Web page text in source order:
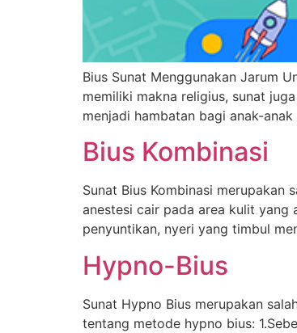
Bius Sunat Menggunakan Jarum
memiliki makna religius, sunat
menjadi hambatan bagi anak-
Bius Kombinasi
Sunat Bius Kombinasi merupakan
anestesi cair pada area kulit yang
penyuntikan, nyeri yang timbul
Hypno-Bius
Sunat Hypno Bius merupakan
tentang metode hypno bius: